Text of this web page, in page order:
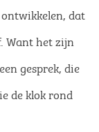
dat
Want het zijn
gesprek, die
de klok rond